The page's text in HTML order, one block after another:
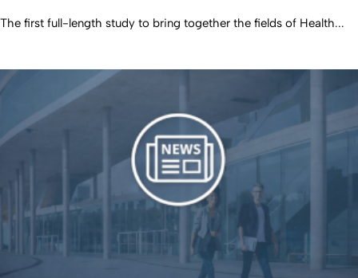
The first full-length study to bring together the fields of Health...